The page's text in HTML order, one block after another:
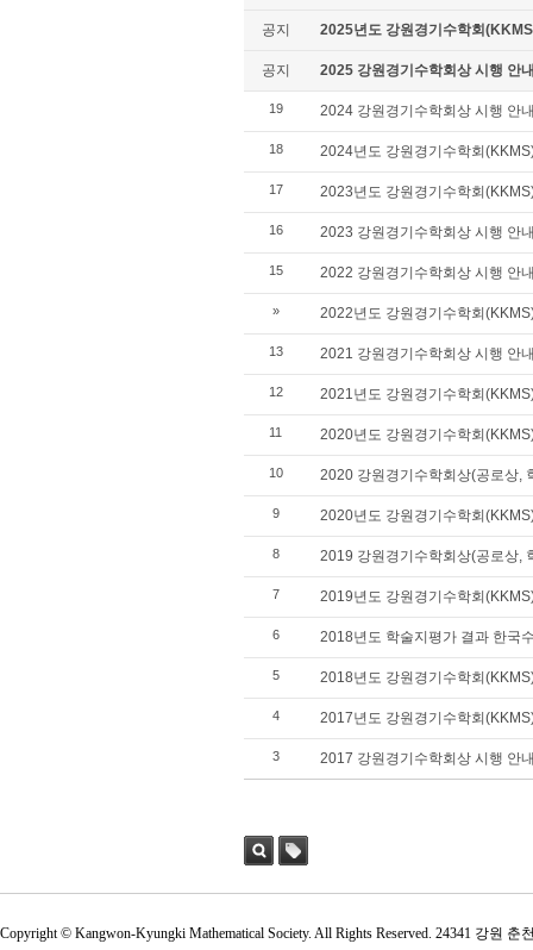
공지 2025년도 강원경기수학회
공지 2025 강원경기수학회상 시행 안
19 2024 강원경기수학회상 시행 안
18 2024년도 강원경기수학회
17 2023년도 강원경기수학회
16 2023 강원경기수학회상 시행 안
15 2022 강원경기수학회상 시행 안
» 2022년도 강원경기수학회
13 2021 강원경기수학회상 시행 안
12 2021년도 강원경기수학회
11 2020년도 강원경기수학회
10 2020 강원경기수학회상(공로상,
9 2020년도 강원경기수학회
8 2019 강원경기수학회상(공로상,
7 2019년도 강원경기수학회
6 2018년도 학술지평가 결과 한국
5 2018년도 강원경기수학회
4 2017년도 강원경기수학회
3 2017 강원경기수학회상 시행 안
Copyright © Kangwon-Kyungki Mathematical Society. All Rights Reserved. 24341 강원